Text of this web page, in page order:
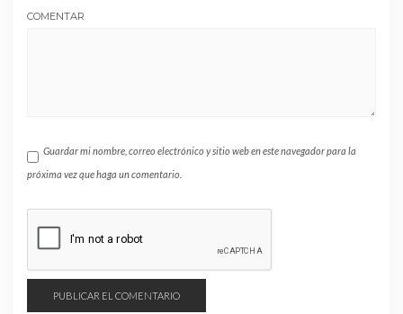
COMENTAR
Guardar mi nombre, correo electrónico y sitio web en este navegador para la
próxima vez que haga un comentario.